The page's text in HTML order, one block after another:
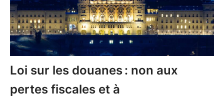
Loi sur les douanes : non aux
pertes fiscales et à